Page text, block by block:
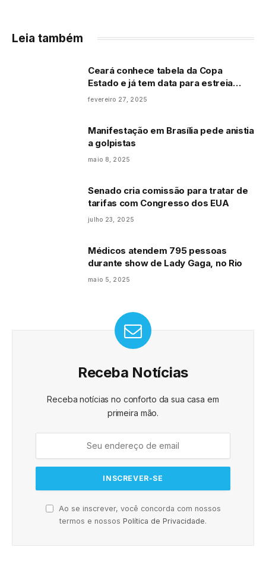
Leia também
Ceará conhece tabela da Copa
Estado e já tem data para estreia
oficial na temporada
fevereiro 27, 2025
Manifestação em Brasília pede anistia
a golpistas
maio 8, 2025
Senado cria comissão para tratar de
tarifas com Congresso dos EUA
julho 23, 2025
Médicos atendem 795 pessoas
durante show de Lady Gaga, no Rio
maio 5, 2025
Receba Notícias
Receba notícias no conforto da sua casa em
primeira mão.
Ao se inscrever, você concorda com nossos
termos e nossos Política de Privacidade.